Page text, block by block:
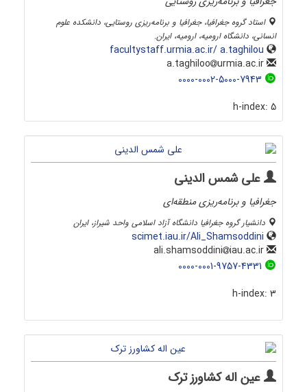
استاد گروه جغرافیا، جغرافیا و برنامه‌ریزی روستایی، دانشکده علوم
انسانی، دانشگاه ارومیه، ارومیه، ایران.
facultystaff.urmia.ac.ir/ a.taghilou
urmia.ac.ir
0000-0002-5000-7943
h-index: 5
علی شمس الدینی
جغرافیا و برنامه‌ریزی منطقه‌ای
دانشیار گروه جغرافیا دانشگاه آزاد اسلامی واحد شیراز، ایران
scimet.iau.ir/Ali_Shamsoddini
iau.ac.ir
0000-0001-9757-4331
h-index: 3
عین اله کشاورز ترک